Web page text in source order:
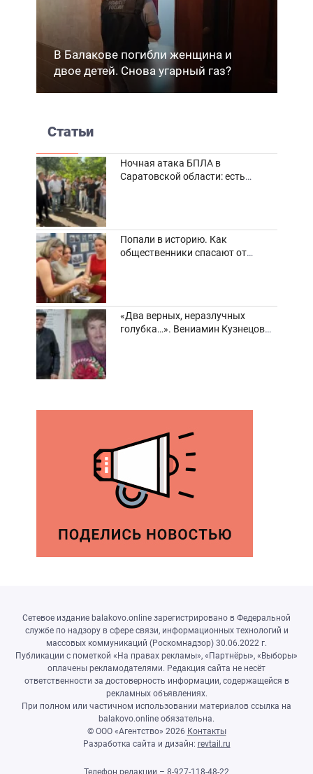
В Балакове погибли женщина и
двое детей. Снова угарный газ?
Статьи
Ночная атака БПЛА в
Саратовской области: есть
Попали в историю. Как
общественники спасают от
«Два верных, неразлучных
голубка…». Вениамин Кузнецов
Сетевое издание balakovo.online зарегистрировано в Федеральной
службе по надзору в сфере связи, информационных технологий и
массовых коммуникаций (Роскомнадзор) 30.06.2022 г.
Публикации с пометкой «На правах рекламы», «Партнёры», «Выборы»
оплачены рекламодателями. Редакция сайта не несёт
ответственности за достоверность информации, содержащейся в
рекламных объявлениях.
При полном или частичном использовании материалов ссылка на
balakovo.online обязательна.
© ООО «Агентство» 2026 Контакты
Разработка сайта и дизайн: revtail.ru
Телефон редакции – 8-927-118-48-22